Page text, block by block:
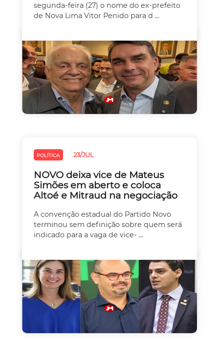
segunda-feira (27) o nome do ex-prefeito
de Nova Lima Vitor Penido para d ...
POLÍTICA 23/JUL
NOVO deixa vice de Mateus
Simões em aberto e coloca
Altoé e Mitraud na negociação
A convenção estadual do Partido Novo
terminou sem definição sobre quem será
indicado para a vaga de vice- ...